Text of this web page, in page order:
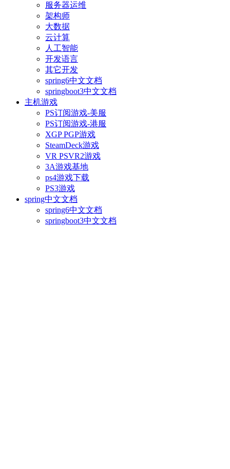
服务器运维
架构师
大数据
云计算
人工智能
开发语言
其它开发
spring6中文文档
springboot3中文文档
主机游戏
PS订阅游戏-美服
PS订阅游戏-港服
XGP PGP游戏
SteamDeck游戏
VR PSVR2游戏
3A游戏基地
ps4游戏下载
PS3游戏
spring中文文档
spring6中文文档
springboot3中文文档